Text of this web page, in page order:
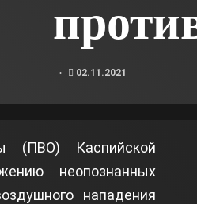
02.11.2021
(ПВО) Каспийской
неопознанных
нападения